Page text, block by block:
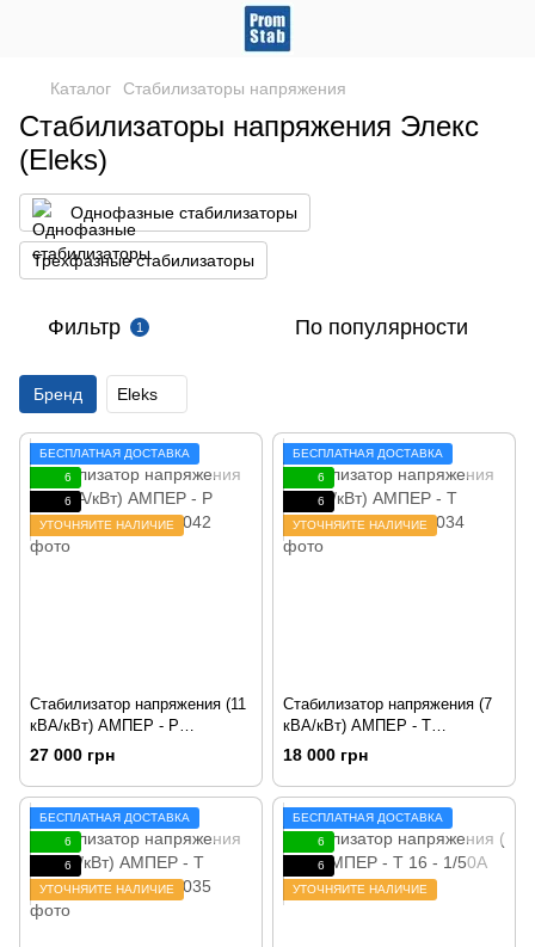
Каталог Стабилизаторы напряжения
Стабилизаторы напряжения Элекс
(Eleks)
Однофазные стабилизаторы
Трехфазные стабилизаторы
Фильтр 1 По популярности
Бренд Eleks
БЕСПЛАТНАЯ ДОСТАВКА
6
6
УТОЧНЯЙТЕ НАЛИЧИЕ
Стабилизатор напряжения (11
кВА/кВт) АМПЕР - Р
16 - 1/50А v2.1
27 000 грн
БЕСПЛАТНАЯ ДОСТАВКА
6
6
УТОЧНЯЙТЕ НАЛИЧИЕ
Стабилизатор напряжения (7
кВА/кВт) АМПЕР - Т
16 - 1/32А v2.1
18 000 грн
БЕСПЛАТНАЯ ДОСТАВКА
6
6
УТОЧНЯЙТЕ НАЛИЧИЕ
БЕСПЛАТНАЯ ДОСТАВКА
6
6
УТОЧНЯЙТЕ НАЛИЧИЕ